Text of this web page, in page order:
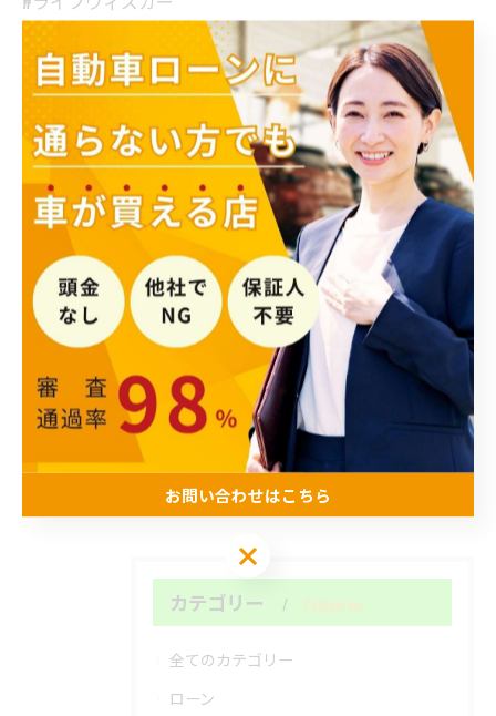
#中古車ディーラー
#お得情報
#安心安全
< 前のページ 一覧に戻る 次のページ >
関連タグ
#自社ローン
カテゴリー Categories
全てのカテゴリー
ローン
お問い合わせはこちら
お問い合わせはこちら